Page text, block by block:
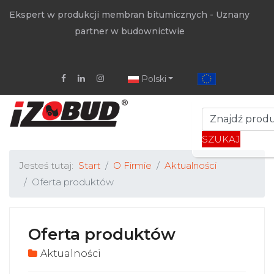
Ekspert w produkcji membran bitumicznych - Uznany
partner w budownictwie
Polski
Jesteś tutaj: Start O Firmie
Aktualności
Oferta produktów
Oferta produktów
Aktualności
SZUKAJ